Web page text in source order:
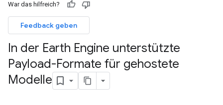
War das hilfreich?
Feedback geben
In der Earth Engine unterstützte
Payload-Formate für gehostete
Modelle